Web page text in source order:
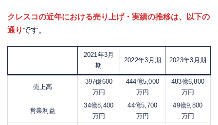
クレスコの近年における売り上げ・実績の推移は、以下の
通り です。
2021年3月
期
2022年3月期 2023年3月期
売上高
397億600
万円
444億5,000
万円
483億6,800
万円
営業利益
34億8,400
万円
44億5,700
万円
49億9,800
万円